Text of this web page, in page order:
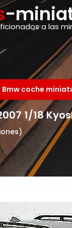
-
a las
Bmw coche
1/18